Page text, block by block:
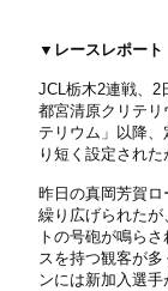
▼レースレポート
JCL栃木2連戦、2
都宮清原クリテリ
テリウム」以降
り短く設定された
昨日の真岡芳賀
繰り広げられた
トの号砲が鳴ら
スを持つ観客が
ンには新加入選